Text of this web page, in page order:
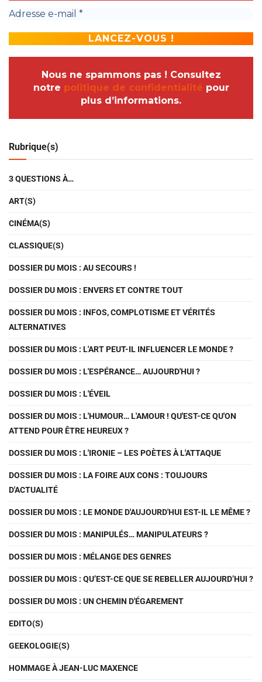
Nous ne spammons pas ! Consultez
notre politique de confidentialité pour
plus d’informations.
Rubrique(s)
3 QUESTIONS À…
ART(S)
CINÉMA(S)
CLASSIQUE(S)
DOSSIER DU MOIS : AU SECOURS !
DOSSIER DU MOIS : ENVERS ET CONTRE TOUT
DOSSIER DU MOIS : INFOS, COMPLOTISME ET VÉRITÉS
ALTERNATIVES
DOSSIER DU MOIS : L'ART PEUT-IL INFLUENCER LE MONDE ?
DOSSIER DU MOIS : L'ESPÉRANCE… AUJOURD'HUI ?
DOSSIER DU MOIS : L'ÉVEIL
DOSSIER DU MOIS : L'HUMOUR… L'AMOUR ! QU'EST-CE QU'ON
ATTEND POUR ÊTRE HEUREUX ?
DOSSIER DU MOIS : L'IRONIE – LES POÈTES À L'ATTAQUE
DOSSIER DU MOIS : LA FOIRE AUX CONS : TOUJOURS
D'ACTUALITÉ
DOSSIER DU MOIS : LE MONDE D'AUJOURD'HUI EST-IL LE MÊME ?
DOSSIER DU MOIS : MANIPULÉS… MANIPULATEURS ?
DOSSIER DU MOIS : MÉLANGE DES GENRES
DOSSIER DU MOIS : QU’EST-CE QUE SE REBELLER AUJOURD’HUI ?
DOSSIER DU MOIS : UN CHEMIN D'ÉGAREMENT
EDITO(S)
GEEKOLOGIE(S)
HOMMAGE À JEAN-LUC MAXENCE